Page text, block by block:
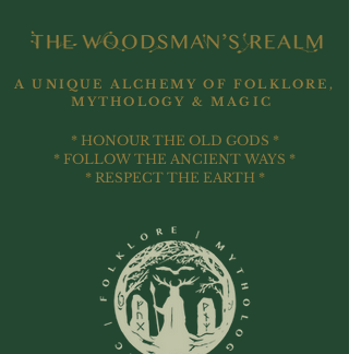
A UNIQUE ALCHEMY OF FOLKLORE,
MYTHOLOGY & MAGIC
* HONOUR THE OLD GODS *
* FOLLOW THE ANCIENT WAYS *
* RESPECT THE EARTH *